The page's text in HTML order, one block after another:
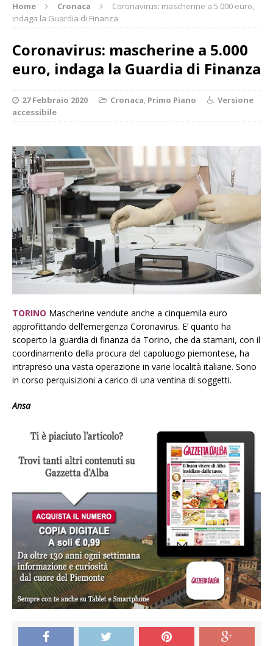
Home Cronaca
Coronavirus: mascherine a 5.000 euro,
indaga la Guardia di Finanza
Coronavirus: mascherine a 5.000
euro, indaga la Guardia di Finanza
27 Febbraio 2020 Cronaca, Primo Piano
Versione
accessibile
TORINO Mascherine vendute anche a cinquemila euro
approfittando dell’emergenza Coronavirus. E’ quanto ha
scoperto la guardia di finanza da Torino, che da stamani, con il
coordinamento della procura del capoluogo piemontese, ha
intrapreso una vasta operazione in varie località italiane. Sono
in corso perquisizioni a carico di una ventina di soggetti.
Ansa